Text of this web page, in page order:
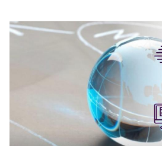
Смотреть проект